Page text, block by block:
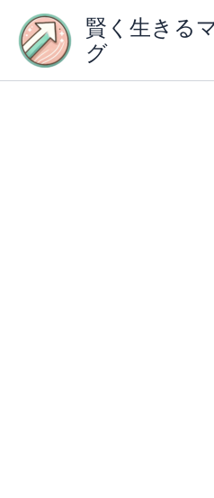
賢く生きる
グ